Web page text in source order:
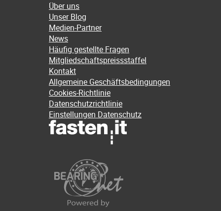
Über uns
Unser Blog
Medien-Partner
News
Häufig gestellte Fragen
Mitgliedschaftspreissstaffel
Kontakt
Allgemeine Geschäftsbedingungen
Cookies-Richtlinie
Datenschutzrichtlinie
Einstellungen Datenschutz